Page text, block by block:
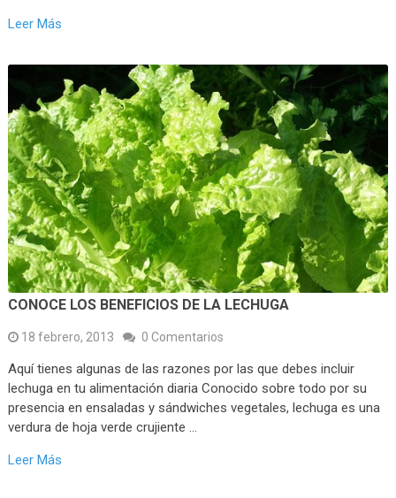
Leer Más
CONOCE LOS BENEFICIOS DE LA LECHUGA
18 febrero, 2013 0 Comentarios
Aquí tienes algunas de las razones por las que debes incluir
lechuga en tu alimentación diaria Conocido sobre todo por su
presencia en ensaladas y sándwiches vegetales, lechuga es una
verdura de hoja verde crujiente …
Leer Más